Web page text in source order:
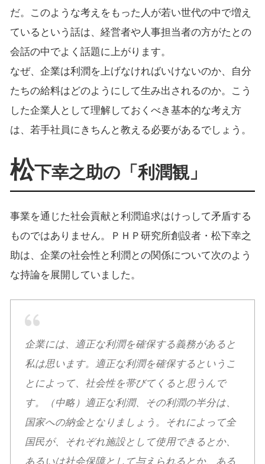
だ。このような考えをもった人が若い世代の中で増え
ているという話は、経営者や人事担当者の方がたとの
会話の中でよく話題に上がります。
なぜ、企業は利潤を上げなければいけないのか、自分
たちの給料はどのようにして生み出されるのか。こう
した企業人として理解しておくべき基本的な考え方
は、若手社員にきちんと教える必要があるでしょう。
松下幸之助の「利潤観」
事業を通じた社会貢献と利潤追求はけっして矛盾する
ものではありません。ＰＨＰ研究所創設者・松下幸之
助は、企業の社会性と利潤との関係について次のよう
な持論を展開していました。
企業には、適正な利潤を確保する義務があると
私は思います。適正な利潤を確保するというこ
とによって、社会性を帯びてくると思うんで
す。（中略）適正な利潤、その利潤の半分は、
国家への納金となりましょう。それによって全
国民が、それぞれ施設として使用できるとか、
あるいは社会保障として与えられるとか、ある